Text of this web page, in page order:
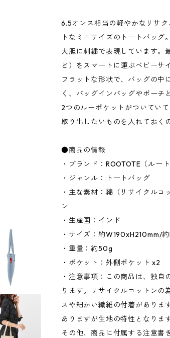
6.5オンス相当の軽やかなリサ
トなミニサイズのトートバッグ
大胆に刺繍で表現しています。
ど）をスマートに運ぶベビーサ
フラットな形状で、バッグの中
く、バッグインバッグやポーチ
2つのルーポケットがついてい
取り出したいものを入れておく
●商品の情報
・ブランド：ROOTOTE（ルー
・ジャンル：トートバッグ
・主な素材：綿（リサイクルコ
ン
・生産国：インド
・サイズ：約W190xH210mm/
・重量：約50g
・ポケット：外側ポケット x2
・注意事項：この商品は、独自
ります。リサイクルコットンの
スや細かい繊維の付着がありま
ありますが生地の特性となりま
その他、商品に付属する注意書